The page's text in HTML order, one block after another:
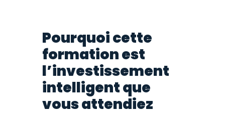
Pourquoi cette
formation est
l’investissement
intelligent que
vous attendiez